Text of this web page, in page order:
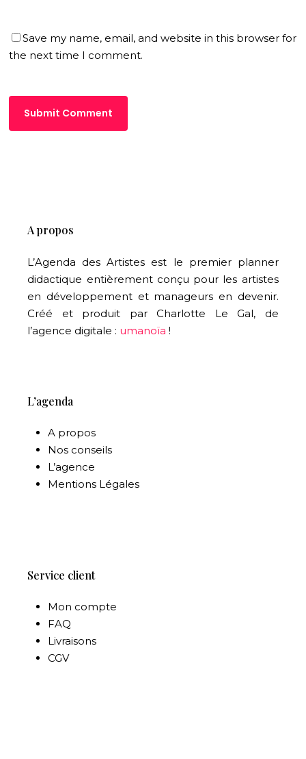
Save my name, email, and website in this browser for
the next time I comment.
A propos
L’Agenda des Artistes est le premier planner
didactique entièrement conçu pour les artistes
en développement et manageurs en devenir.
Créé et produit par Charlotte Le Gal, de
l’agence digitale : umanoïa !
L’agenda
A propos
Nos conseils
L’agence
Mentions Légales
Service client
Mon compte
FAQ
Livraisons
CGV